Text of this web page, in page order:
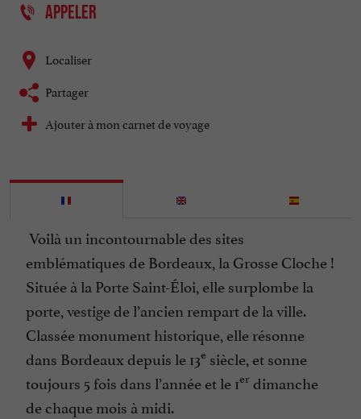
APPELER
Localiser
Partager
Ajouter à mon carnet de voyage
Voilà un incontournable des sites
emblématiques de Bordeaux, la Grosse Cloche !
Située à la Porte Saint-Éloi, elle surplombe la
porte, vestige de l’ancien rempart de la ville.
Classée monument historique, elle résonne
dans Bordeaux depuis le 13e siècle, et sonne
toujours 5 fois dans l’année et le 1erdimanche
de chaque mois à midi.